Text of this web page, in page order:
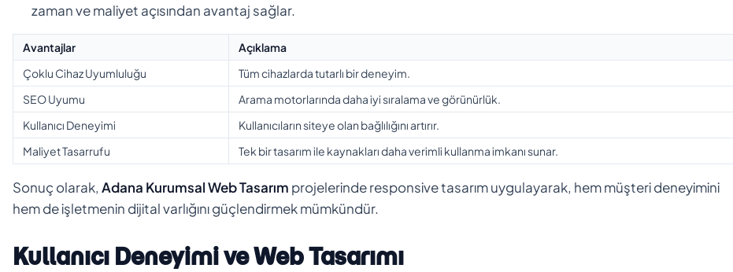
zaman ve maliyet açısından avantaj sağlar.
Avantajlar
Açıklama
Çoklu Cihaz Uyumluluğu
Tüm cihazlarda tutarlı bir deneyim.
SEO Uyumu
Arama motorlarında daha iyi sıralama ve görünürlük.
Kullanıcı Deneyimi
Kullanıcıların siteye olan bağlılığını artırır.
Maliyet Tasarrufu
Tek bir tasarım ile kaynakları daha verimli kullanma imkanı sunar.
Sonuç olarak, Adana Kurumsal Web Tasarım projelerinde responsive tasarım uygulayarak, hem müşteri deneyimini
hem de işletmenin dijital varlığını güçlendirmek mümkündür.
Kullanıcı Deneyimi ve Web Tasarımı